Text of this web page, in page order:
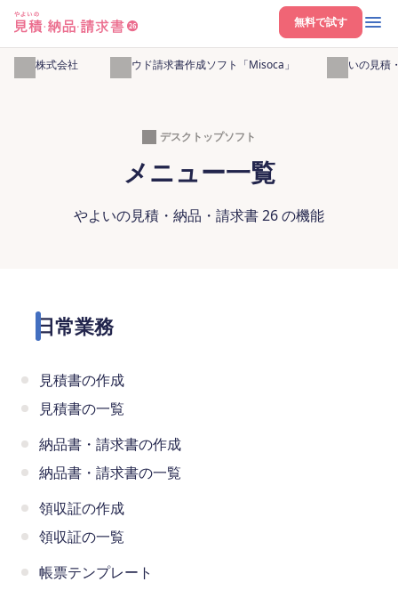
無料で試す
弥生株式会社 クラウド請求書作成ソフト「Misoca」 やよいの見
デスクトップソフト
メニュー一覧
やよいの見積・納品・請求書 26 の機能
日常業務
見積書の作成
見積書の一覧
納品書・請求書の作成
納品書・請求書の一覧
領収証の作成
領収証の一覧
帳票テンプレート